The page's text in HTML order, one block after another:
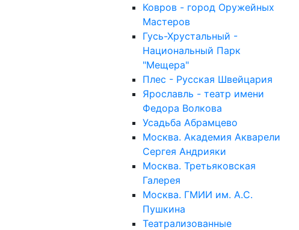
Ковров - город Оружейных
Мастеров
Гусь-Хрустальный -
Национальный Парк
"Мещера"
Плес - Русская Швейцария
Ярославль - театр имени
Федора Волкова
Усадьба Абрамцево
Москва. Академия Акварели
Сергея Андрияки
Москва. Третьяковская
Галерея
Москва. ГМИИ им. А.С.
Пушкина
Театрализованные